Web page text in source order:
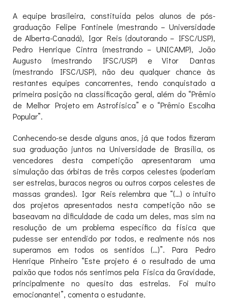
A equipe brasileira, constituída pelos alunos de pós-
graduação Felipe Fontinele (mestrando – Universidade
de Alberta-Canadá), Igor Reis (doutorando – IFSC/USP),
Pedro Henrique Cintra (mestrando – UNICAMP), João
Augusto (mestrando IFSC/USP) e Vitor Dantas
(mestrando IFSC/USP), não deu qualquer chance às
restantes equipes concorrentes, tendo conquistado a
primeira posição na classificação geral, além do “Prêmio
de Melhor Projeto em Astrofísica” e o “Prêmio Escolha
Popular”.
Conhecendo-se desde alguns anos, já que todos fizeram
sua graduação juntos na Universidade de Brasília, os
vencedores desta competição apresentaram uma
simulação das órbitas de três corpos celestes (poderiam
ser estrelas, buracos negros ou outros corpos celestes de
massas grandes). Igor Reis relembra que “(…) o intuito
dos projetos apresentados nesta competição não se
baseavam na dificuldade de cada um deles, mas sim na
resolução de um problema específico da física que
pudesse ser entendido por todos, e realmente nós nos
superamos em todos os sentidos (…)”. Para Pedro
Henrique Pinheiro “Este projeto é o resultado de uma
paixão que todos nós sentimos pela Física da Gravidade,
principalmente no quesito das estrelas. Foi muito
emocionante!”, comenta o estudante.